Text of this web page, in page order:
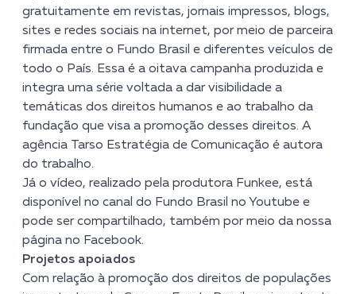
gratuitamente em revistas, jornais impressos, blogs,
sites e redes sociais na internet, por meio de parceira
firmada entre o Fundo Brasil e diferentes veículos de
todo o País. Essa é a oitava campanha produzida e
integra uma série voltada a dar visibilidade a
temáticas dos direitos humanos e ao trabalho da
fundação que visa a promoção desses direitos. A
agência Tarso Estratégia de Comunicação é autora
do trabalho.
Já o vídeo, realizado pela produtora Funkee, está
disponível no canal do Fundo Brasil no Youtube e
pode ser compartilhado, também por meio da nossa
página no Facebook.
Projetos apoiados
Com relação à promoção dos direitos de populações